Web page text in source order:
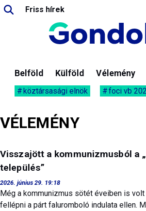
Friss hírek
Belföld Külföld Vélemény
köztársasági elnök foci vb
VÉLEMÉNY
Visszajött a kommunizmusból a
település”
2026. június 29. 19:18
Még a kommunizmus sötét éveiben is
fellépni a párt faluromboló indulata ellen.